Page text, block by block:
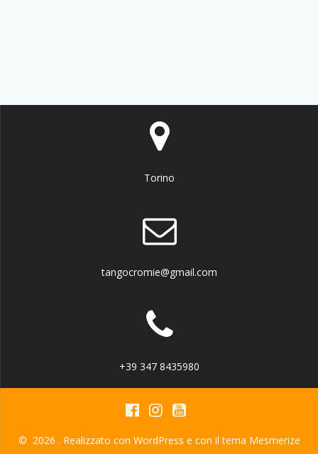
Torino
tangocromie@gmail.com
+39 347 8435980
© 2026 . Realizzato con WordPress e con il tema Mesmerize